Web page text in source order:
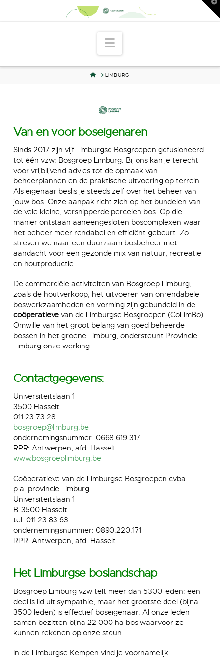
Navigation
HOMELIMBURG
Van en voor boseigenaren
Sinds 2017 zijn vijf Limburgse Bosgroepen gefusioneerd
tot één vzw: Bosgroep Limburg. Bij ons kan je terecht
voor vrijblijvend advies tot de opmaak van
beheerplannen en de praktische uitvoering op terrein.
Als eigenaar beslis je steeds zelf over het beheer van
jouw bos. Onze aanpak richt zich op het bundelen van
de vele kleine, versnipperde percelen bos. Op die
manier ontstaan aaneengesloten boscomplexen waar
het beheer meer rendabel en efficiënt gebeurt. Zo
streven we naar een duurzaam bosbeheer met
aandacht voor een gezonde mix van natuur, recreatie
en houtproductie.
De commerciële activiteiten van Bosgroep Limburg,
zoals de houtverkoop, het uitvoeren van onrendabele
boswerkzaamheden en vorming zijn gebundeld in de
coöperatievevan de Limburgse Bosgroepen (CoLimBo).
Omwille van het groot belang van goed beheerde
bossen in het groene Limburg, ondersteunt Provincie
Limburg onze werking.
Contactgegevens:
Universiteitslaan 1
3500 Hasselt
011 23 73 28
bosgroep@limburg.be
ondernemingsnummer: 0668.619.317
RPR: Antwerpen, afd. Hasselt
www.bosgroeplimburg.be
Coöperatieve van de Limburgse Bosgroepen cvba
p.a. provincie Limburg
Universiteitslaan 1
B-3500 Hasselt
tel. 011 23 83 63
ondernemingsnummer: 0890.220.171
RPR: Antwerpen, afd. Hasselt
Het Limburgse boslandschap
Bosgroep Limburg vzw telt meer dan 5300 leden: een
deel is lid uit sympathie, maar het grootste deel (bijna
3500 leden) is effectief boseigenaar. Al onze leden
samen bezitten bijna 22 000 ha bos waarvoor ze
kunnen rekenen op onze steun.
In de Limburgse Kempen vind je voornamelijk